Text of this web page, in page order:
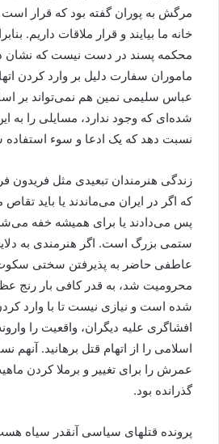
مرگش به پوران گفته بود که قرار
خانه ما بیایند و قرار ملاقات داریم.
محکمه پسند در دست نیست که نشان
ماموران سفارت دلیل بر وارد کردن
عباس سلیمی نمین هم نمی‌تواند بر
شده‌ای که وجود ندارد، مسایلی را به
نسبت دهد که یک ادعا و سوء
زندگی هنرمندان تبعیدی مثل فریدون
که اگر در ایران می‌ماندند یا باید
پس می‌دادند یا برای همیشه خفه
ستمی بزرگ است. اگر هنرمندی به
عاطفی حاضر به پذیرفتن سختی
محرومیت شد، به قدر کافی بار رنج
شده است و نیازی نیست تا با وارد
افشاگری علیه دیگران، واقعیت را
اسلامی را از اتهام قتل برهانید.
عمرش را برای تغییر و برملا کردن
گذرانده بود.
پرونده قتلهای سیاسی آنقدر سیاه